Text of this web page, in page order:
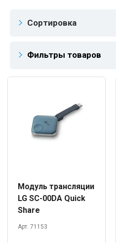
Сортировка
Фильтры товаров
Модуль трансляции
LG SC-00DA Quick
Share
Арт. 71153